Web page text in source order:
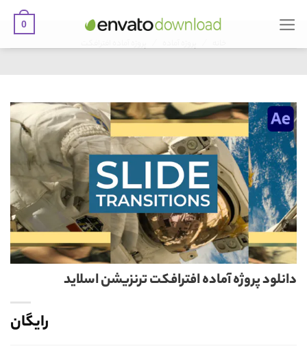
Skip
to
0
/
/
دانلود پروژه آماده افترافکت ترنزیشن اسلاید
رایگان